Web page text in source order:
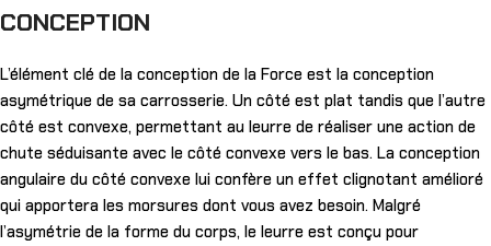
CONCEPTION
L’élément clé de la conception de la Force est la conception
asymétrique de sa carrosserie. Un côté est plat tandis que l’autre
côté est convexe, permettant au leurre de réaliser une action de
chute séduisante avec le côté convexe vers le bas. La conception
angulaire du côté convexe lui confère un effet clignotant amélioré
qui apportera les morsures dont vous avez besoin. Malgré
l’asymétrie de la forme du corps, le leurre est conçu pour